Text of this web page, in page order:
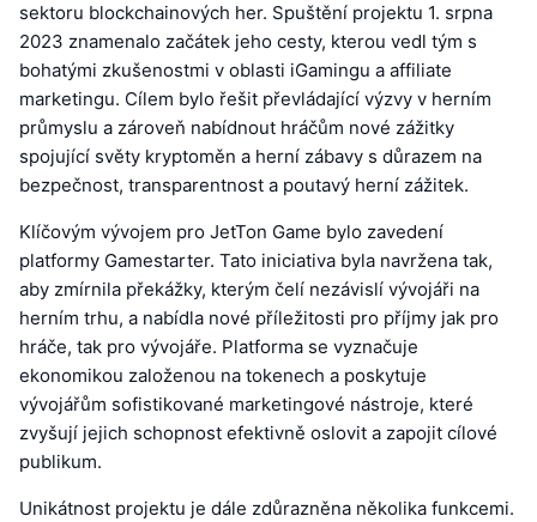
sektoru blockchainových her. Spuštění projektu 1. srpna
2023 znamenalo začátek jeho cesty, kterou vedl tým s
bohatými zkušenostmi v oblasti iGamingu a affiliate
marketingu. Cílem bylo řešit převládající výzvy v herním
průmyslu a zároveň nabídnout hráčům nové zážitky
spojující světy kryptoměn a herní zábavy s důrazem na
bezpečnost, transparentnost a poutavý herní zážitek.
Klíčovým vývojem pro JetTon Game bylo zavedení
platformy Gamestarter. Tato iniciativa byla navržena tak,
aby zmírnila překážky, kterým čelí nezávislí vývojáři na
herním trhu, a nabídla nové příležitosti pro příjmy jak pro
hráče, tak pro vývojáře. Platforma se vyznačuje
ekonomikou založenou na tokenech a poskytuje
vývojářům sofistikované marketingové nástroje, které
zvyšují jejich schopnost efektivně oslovit a zapojit cílové
publikum.
Unikátnost projektu je dále zdůrazněna několika funkcemi.